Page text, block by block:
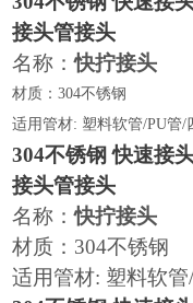
接头管接头
名称：快拧接头
材质：304不锈钢
适用管材: 塑料软管/PU管/
304不锈钢 快速接
接头管接头
名称：快拧接头
材质：304不锈钢
适用管材: 塑料软